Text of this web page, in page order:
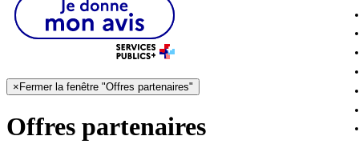
× Fermer la fenêtre "Offres partenaires"
Offres partenaires